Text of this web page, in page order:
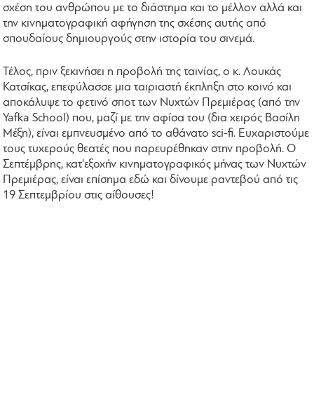
σχέση του ανθρώπου με το διάστημα και το μέλλον αλλά και
την κινηματογραφική αφήγηση της σχέσης αυτής από
σπουδαίους δημιουργούς στην ιστορία του σινεμά.
Τέλος, πριν ξεκινήσει η προβολή της ταινίας, ο κ. Λουκάς
Κατσίκας, επεφύλασσε μια ταιριαστή έκπληξη στο κοινό και
αποκάλυψε το φετινό σποτ των Νυχτών Πρεμιέρας (από την
Yafka School) που, μαζί με την αφίσα του (δια χειρός Βασίλη
Μέξη), είναι εμπνευσμένο από το αθάνατο sci-fi. Ευχαριστούμε
τους τυχερούς θεατές που παρευρέθηκαν στην προβολή. Ο
Σεπτέμβρης, κατ'εξοχήν κινηματογραφικός μήνας των Νυχτών
Πρεμιέρας, είναι επίσημα εδώ και δίνουμε ραντεβού από τις
19 Σεπτεμβρίου στις αίθουσες!